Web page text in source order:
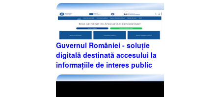
Guvernul României - soluție
digitală destinată accesului la
informațiile de interes public